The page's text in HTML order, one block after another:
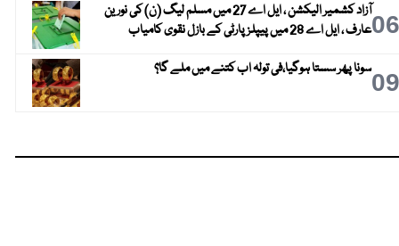
06
آزاد کشمیر الیکشن ، ایل اے 27 میں مسلم لیگ (ن) کی نورین
عارف ، ایل اے 28 میں پیپلز پارٹی کے بازل نقوی کامیاب
09سونا پھر سستا ہوگیا،فی تولہ اب کتنے میں ملے گا؟